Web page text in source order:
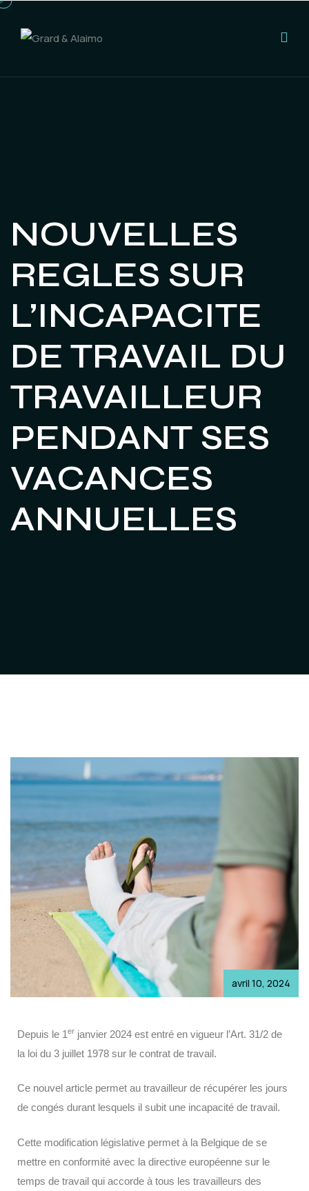
NOUVELLES
REGLES SUR
L’INCAPACITE
DE TRAVAIL DU
TRAVAILLEUR
PENDANT SES
VACANCES
ANNUELLES
avril 10, 2024
Depuis le 1er janvier 2024 est entré en vigueur l’Art. 31/2 de
la loi du 3 juillet 1978 sur le contrat de travail.
Ce nouvel article permet au travailleur de récupérer les jours
de congés durant lesquels il subit une incapacité de travail.
Cette modification législative permet à la Belgique de se
mettre en conformité avec la directive européenne sur le
temps de travail qui accorde à tous les travailleurs des